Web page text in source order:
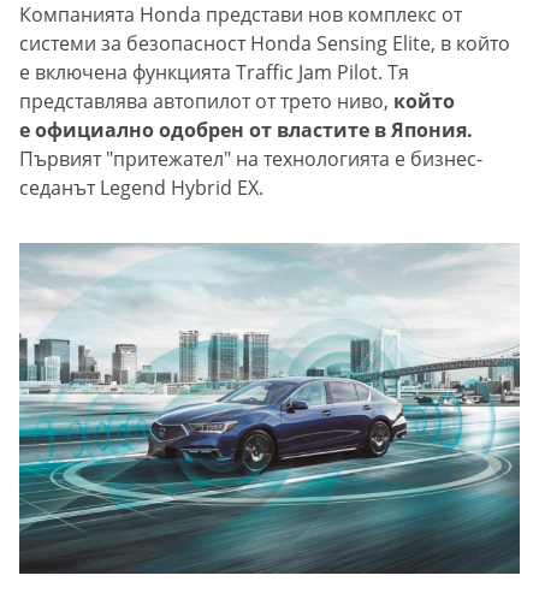
Компанията Honda представи нов комплекс от
системи за безопасност Honda Sensing Elite, в който
е включена функцията Traffic Jam Pilot. Тя
представлява автопилот от трето ниво, който
е официално одобрен от властите в Япония.
Първият "притежател" на технологията е бизнес-
седанът Legend Hybrid EX.